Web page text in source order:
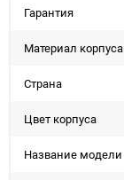
Гарантия
Материал корпуса
Страна
Цвет корпуса
Название модели